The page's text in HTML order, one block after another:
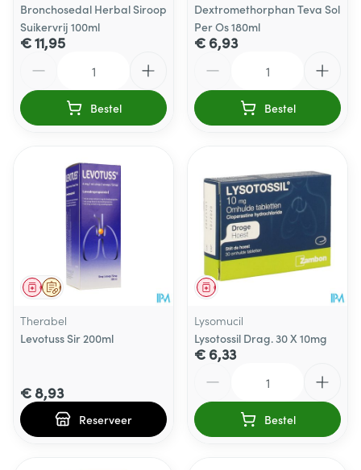
Bronchosedal Herbal Siroop
Suikervrij 100ml
€ 11,95
Bestel
Dextromethorphan Teva Sol
Per Os 180ml
€ 6,93
Bestel
Op voorschrift
Geneesmiddel
Therabel
Levotuss Sir 200ml
€ 8,93
Reserveer
Geneesmiddel
Lysomucil
Lysotossil Drag. 30 X 10mg
€ 6,33
Bestel